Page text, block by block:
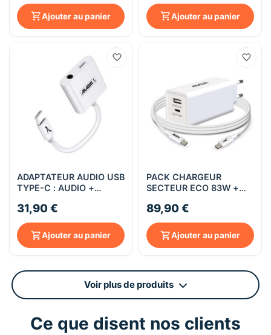
Ajouter au panier Ajouter au panier
ADAPTATEUR AUDIO USB
TYPE-C : AUDIO +
31,90 €
Ajouter au panier
PACK CHARGEUR
SECTEUR ECO 83W +
Akashi
89,90 €
Ajouter au panier
Voir plus de produits
Ce que disent nos clients